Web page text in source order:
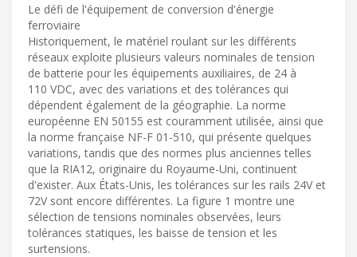
Le défi de l'équipement de conversion d'énergie
ferroviaire
Historiquement, le matériel roulant sur les différents
réseaux exploite plusieurs valeurs nominales de tension
de batterie pour les équipements auxiliaires, de 24 à
110 VDC, avec des variations et des tolérances qui
dépendent également de la géographie. La norme
européenne EN 50155 est couramment utilisée, ainsi que
la norme française NF-F 01-510, qui présente quelques
variations, tandis que des normes plus anciennes telles
que la RIA12, originaire du Royaume-Uni, continuent
d'exister. Aux États-Unis, les tolérances sur les rails 24V et
72V sont encore différentes. La figure 1 montre une
sélection de tensions nominales observées, leurs
tolérances statiques, les baisse de tension et les
surtensions.